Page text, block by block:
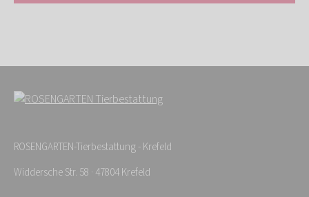
ROSENGARTEN-Tierbestattung - Krefeld
Widdersche Str. 58 · 47804 Krefeld